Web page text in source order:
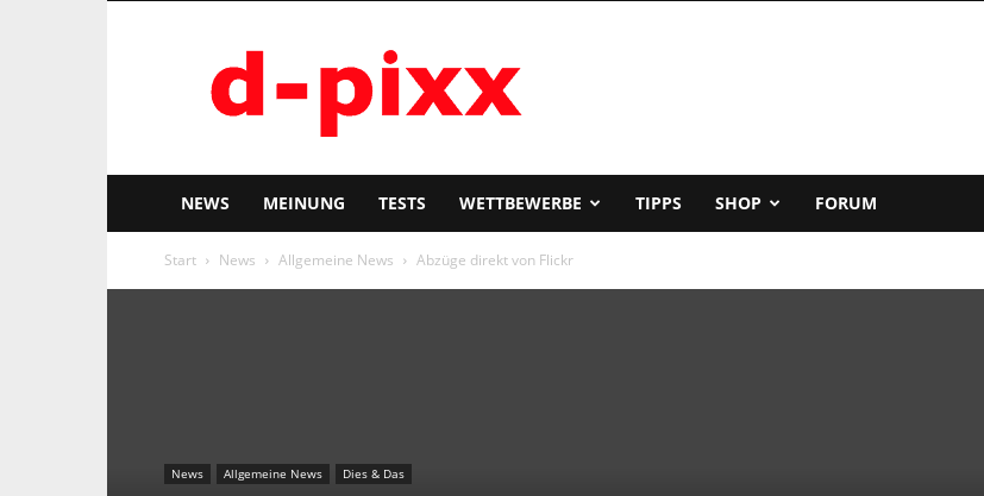
pixx
NEWS MEINUNG TESTS WETTBEWERBE TIPPS SHOP FORUM
Start News Allgemeine News Abzüge direkt von Flickr
News Allgemeine News Dies & Das